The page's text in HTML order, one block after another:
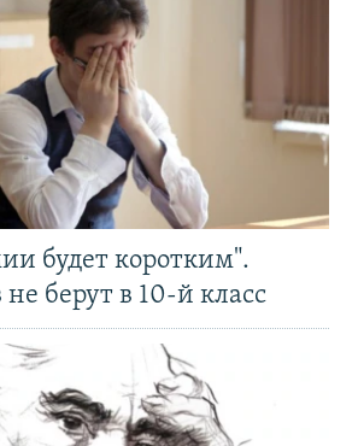
будет коротким".
берут в 10-й класс